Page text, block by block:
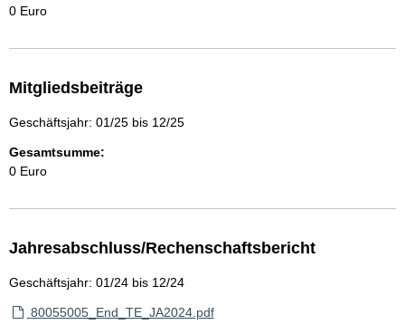
0 Euro
Mitgliedsbeiträge
Geschäftsjahr: 01/25 bis 12/25
Gesamtsumme:
0 Euro
Jahresabschluss/Rechenschaftsbericht
Geschäftsjahr: 01/24 bis 12/24
80055005_End_TE_JA2024.pdf